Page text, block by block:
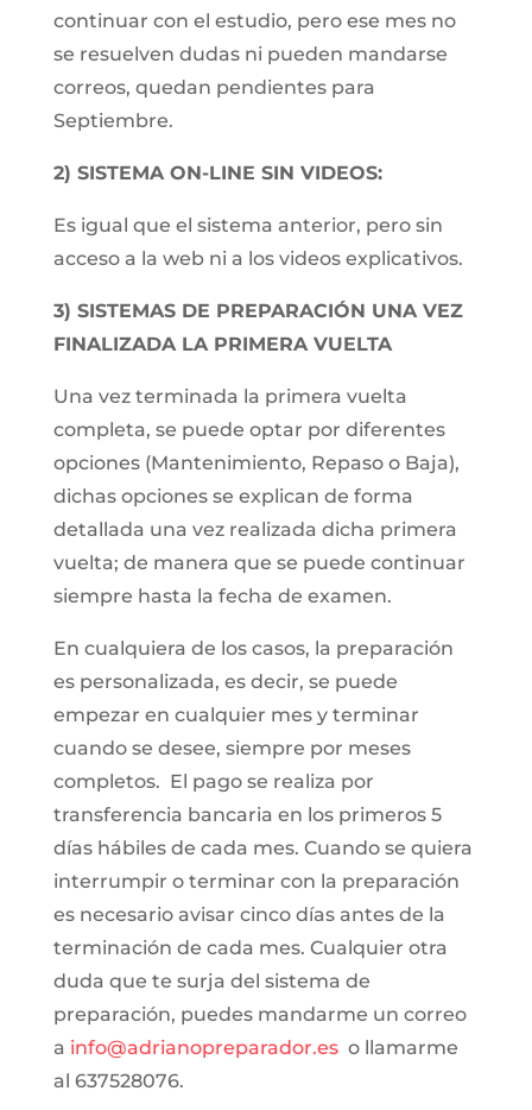
continuar con el estudio, pero ese mes no
se resuelven dudas ni pueden mandarse
correos, quedan pendientes para
Septiembre.
2) SISTEMA ON-LINE SIN VIDEOS:
Es igual que el sistema anterior, pero sin
acceso a la web ni a los videos explicativos.
3) SISTEMAS DE PREPARACIÓN UNA VEZ
FINALIZADA LA PRIMERA VUELTA
Una vez terminada la primera vuelta
completa, se puede optar por diferentes
opciones (Mantenimiento, Repaso o Baja),
dichas opciones se explican de forma
detallada una vez realizada dicha primera
vuelta; de manera que se puede continuar
siempre hasta la fecha de examen.
En cualquiera de los casos, la preparación
es personalizada, es decir, se puede
empezar en cualquier mes y terminar
cuando se desee, siempre por meses
completos. El pago se realiza por
transferencia bancaria en los primeros 5
días hábiles de cada mes. Cuando se quiera
interrumpir o terminar con la preparación
es necesario avisar cinco días antes de la
terminación de cada mes. Cualquier otra
duda que te surja del sistema de
preparación, puedes mandarme un correo
a info@adrianopreparador.eso llamarme
al 637528076.